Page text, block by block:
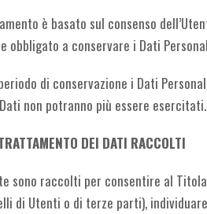
è basato sul consenso
obbligato a conservare i Dati
di conservazione i Dati
non potranno più essere esercitati.
DEI DATI RACCOLTI
sono raccolti per consentire al
di Utenti o di terze parti),